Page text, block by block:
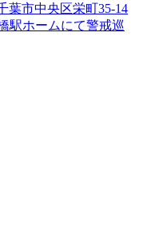
葉市中央区栄町35-14
駅ホームにて警戒巡